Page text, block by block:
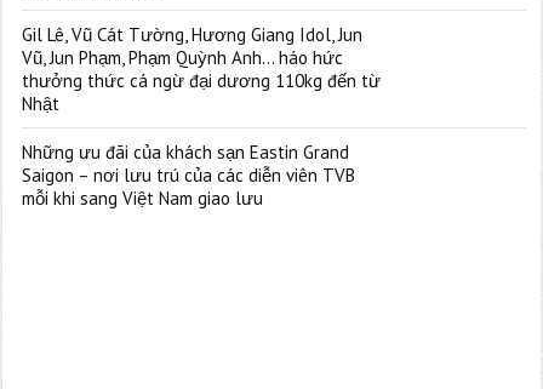
Gil Lê, Vũ Cát Tường, Hương Giang Idol, Jun
Vũ, Jun Phạm, Phạm Quỳnh Anh… háo hức
thưởng thức cá ngừ đại dương 110kg đến từ
Nhật
Những ưu đãi của khách sạn Eastin Grand
Saigon – nơi lưu trú của các diễn viên TVB
mỗi khi sang Việt Nam giao lưu